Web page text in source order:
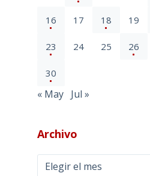
16 17 18 19
23 24 25 26
30
« May Jul »
Archivo
Archivo